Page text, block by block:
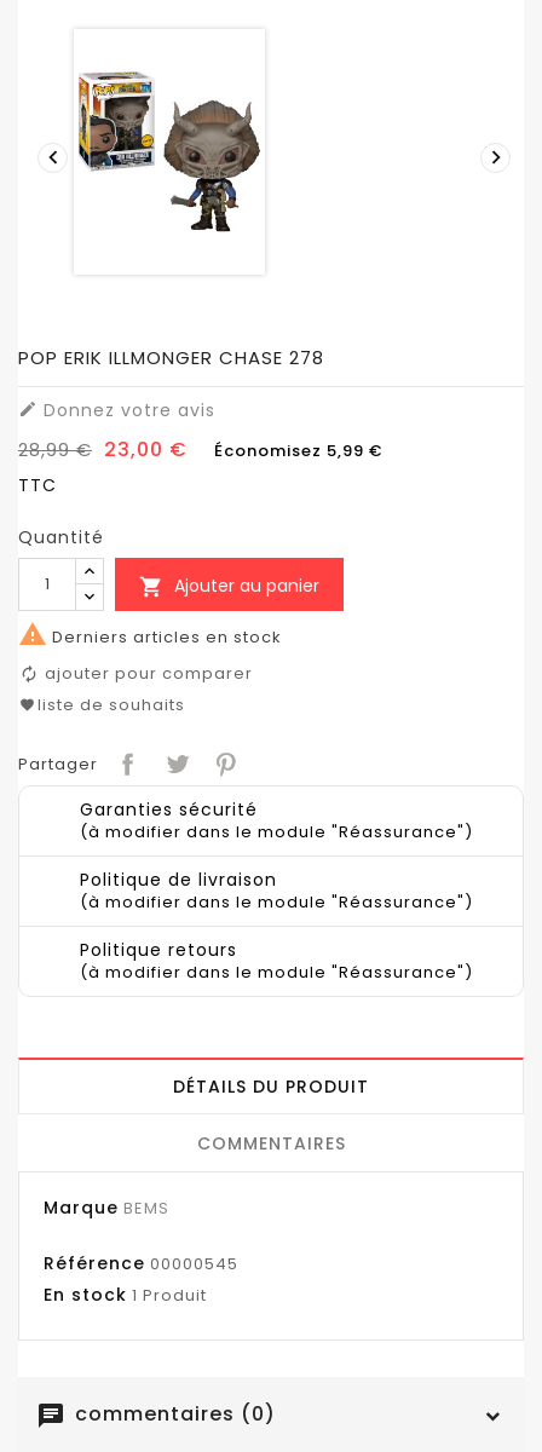
 
POP ERIK ILLMONGER CHASE 278
 Donnez votre avis
28,99 € 23,00 € Économisez 5,99 €
TTC
Quantité
 Ajouter au panier
 Derniers articles en stock
ajouter pour comparer
liste de souhaits
Partager
Garanties sécurité
(à modifier dans le module "Réassurance")
Politique de livraison
(à modifier dans le module "Réassurance")
Politique retours
(à modifier dans le module "Réassurance")
DÉTAILS DU PRODUIT
COMMENTAIRES
Marque BEMS
Référence 00000545
En stock 1 Produit
chat commentaires (0)